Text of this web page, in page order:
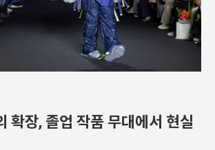
확장, 졸업 작품 무대에서 현실